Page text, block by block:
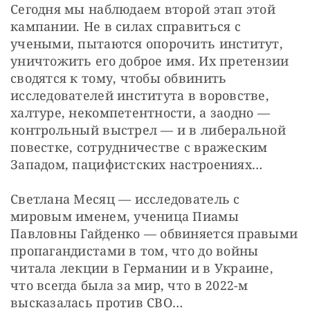
Сегодня мы наблюдаем второй этап этой
кампании. Не в силах справиться с
учеными, пытаются опорочить институт,
уничтожить его доброе имя. Их претензии
сводятся к тому, чтобы обвинить
исследователей института в воровстве,
халтуре, некомпетентности, а заодно —
контрольный выстрел — и в либеральной
повестке, сотрудничестве с вражеским
Западом, пацифистских настроениях…
Светлана Месяц — исследователь с
мировым именем, ученица Пиамы
Павловны Гайденко — обвиняется правыми
пропагандистами в том, что до войны
читала лекции в Германии и в Украине,
что всегда была за мир, что в 2022-м
высказалась против СВО…